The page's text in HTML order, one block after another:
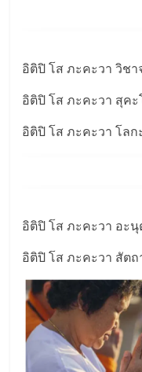
อิติปิ โส ภะคะวา วิช
อิติปิ โส ภะคะวา สุคะ
อิติปิ โส ภะคะวา โลก
อิติปิ โส ภะคะวา อะ
อิติปิ โส ภะคะวา สัต